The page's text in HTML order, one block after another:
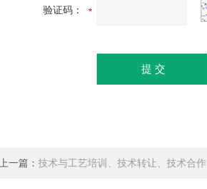
验证码：
上一篇： 技术与工艺培训、技术转让、技术合作